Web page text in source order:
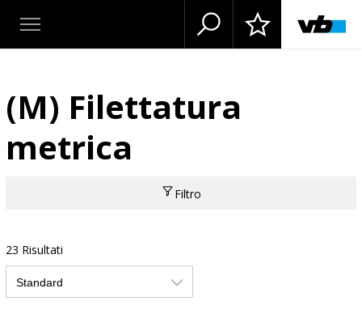
(M) Filettatura
metrica
Filtro
23 Risultati